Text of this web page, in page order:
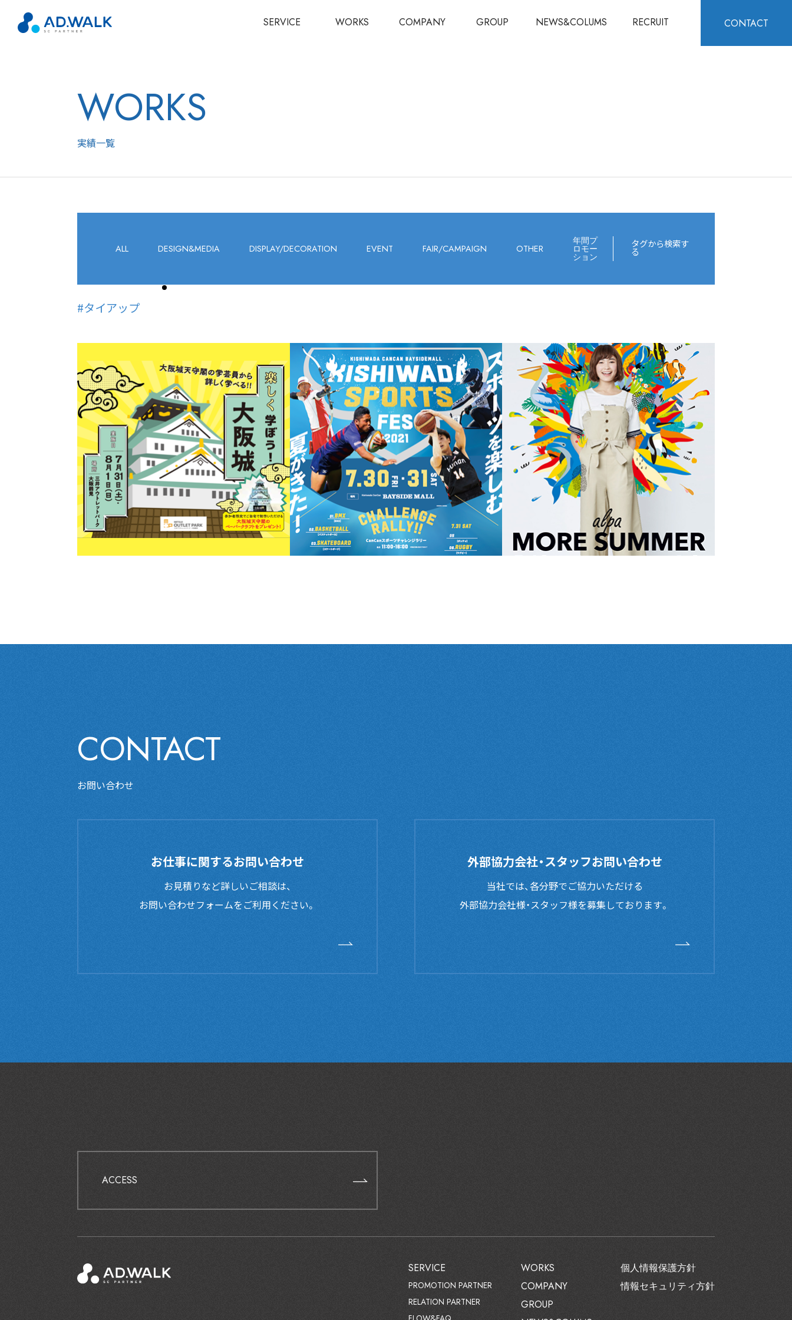
SERVICE WORKS COMPANY GROUP NEWS&COLUMS RECRUIT CONTACT
WORKS
実績一覧
ALL DESIGN&MEDIA DISPLAY/DECORATION EVENT FAIR/CAMPAIGN OTHER
年間プ
ロモー
ション
タグから検索す
る
#タイアップ
CONTACT
お問い合わせ
お仕事に関するお問い合わせ
お見積りなど詳しいご相談は、
お問い合わせフォームをご利用ください。
外部協力会社・スタッフお問い合わせ
当社では、各分野でご協力いただける
外部協力会社様・スタッフ様を募集しております。
ACCESS
SERVICE
PROMOTION PARTNER
RELATION PARTNER
WORKS
COMPANY
GROUP
個人情報保護方針
情報セキュリティ方針